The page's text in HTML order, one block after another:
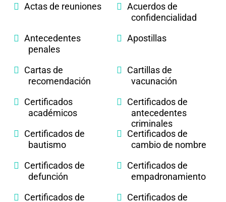
Actas de reuniones
Acuerdos de
confidencialidad
Antecedentes
penales
Apostillas
Cartas de
recomendación
Cartillas de
vacunación
Certificados
académicos
Certificados de
antecedentes
criminales
Certificados de
bautismo
Certificados de
cambio de nombre
Certificados de
defunción
Certificados de
empadronamiento
Certificados de
Certificados de